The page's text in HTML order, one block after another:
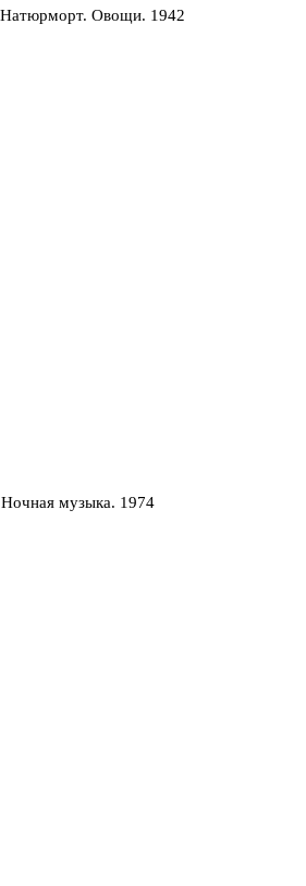
Натюрморт. Овощи. 1942
музыка. 1974